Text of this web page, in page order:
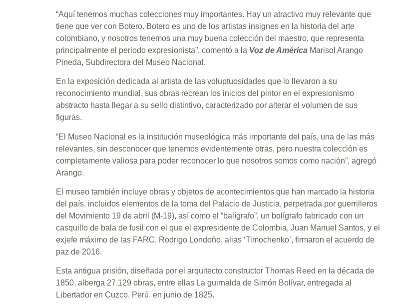
“Aquí tenemos muchas colecciones muy importantes. Hay un atractivo muy relevante que
tiene que ver con Botero. Botero es uno de los artistas insignes en la historia del arte
colombiano, y nosotros tenemos una muy buena colección del maestro, que representa
principalmente el periodo expresionista”, comentó a la Voz de América Marisol Arango
Pineda, Subdirectora del Museo Nacional.
En la exposición dedicada al artista de las voluptuosidades que lo llevaron a su
reconocimiento mundial, sus obras recrean los inicios del pintor en el expresionismo
abstracto hasta llegar a su sello distintivo, caracterizado por alterar el volumen de sus
figuras.
“El Museo Nacional es la institución museológica más importante del país, una de las más
relevantes, sin desconocer que tenemos evidentemente otras, pero nuestra colección es
completamente valiosa para poder reconocer lo que nosotros somos como nación”, agregó
Arango.
El museo también incluye obras y objetos de acontecimientos que han marcado la historia
del país, incluidos elementos de la toma del Palacio de Justicia, perpetrada por guerrilleros
del Movimiento 19 de abril (M-19), así como el “balígrafo”, un bolígrafo fabricado con un
casquillo de bala de fusil con el que el expresidente de Colombia, Juan Manuel Santos, y el
exjefe máximo de las FARC, Rodrigo Londoño, alias ‘Timochenko’, firmaron el acuerdo de
paz de 2016.
Esta antigua prisión, diseñada por el arquitecto constructor Thomas Reed en la década de
1850, alberga 27.129 obras, entre ellas La guirnalda de Simón Bolívar, entregada al
Libertador en Cuzco, Perú, en junio de 1825.